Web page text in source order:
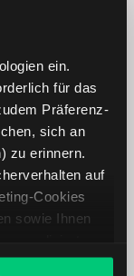
ein.
für das
Präferenz-
sich an
zu erinnern.
auf
Cookies
sowie Ihnen
welche Cookies
mich per E-